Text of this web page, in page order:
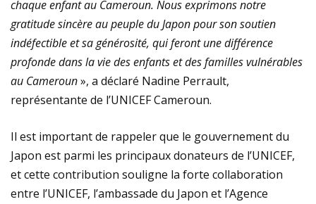
chaque enfant au Cameroun. Nous exprimons notre
gratitude sincère au peuple du Japon pour son soutien
indéfectible et sa générosité, qui feront une différence
profonde dans la vie des enfants et des familles vulnérables
au Cameroun», a déclaré Nadine Perrault,
représentante de l’UNICEF Cameroun.
Il est important de rappeler que le gouvernement du
Japon est parmi les principaux donateurs de l’UNICEF,
et cette contribution souligne la forte collaboration
entre l’UNICEF, l’ambassade du Japon et l’Agence